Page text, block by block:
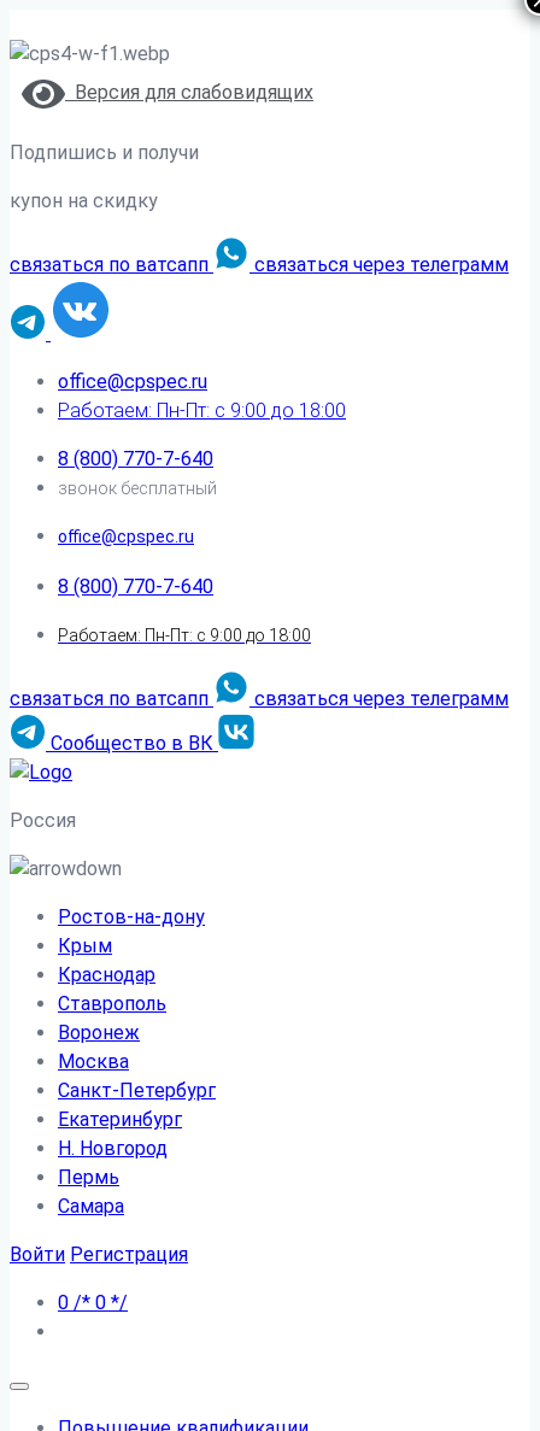
Версия для слабовидящих
Подпишись и получи
купон на скидку
связаться по ватсапп связаться через телеграмм
office@cpspec.ru
Работаем: Пн-Пт: с 9:00 до 18:00
8 (800) 770-7-640
звонок бесплатный
office@cpspec.ru
8 (800) 770-7-640
Работаем: Пн-Пт: с 9:00 до 18:00
связаться по ватсапп
связаться через телеграмм
Сообщество в ВК
Россия
Ростов-на-дону
Крым
Краснодар
Ставрополь
Воронеж
Москва
Санкт-Петербург
Екатеринбург
Н. Новгород
Пермь
Самара
Войти Регистрация
0 /* 0 */